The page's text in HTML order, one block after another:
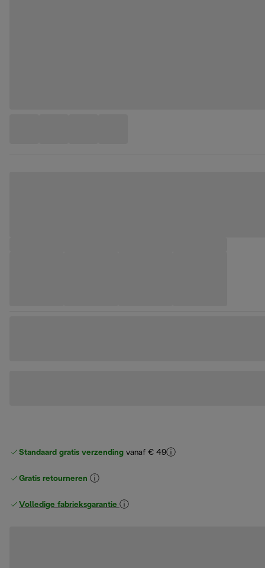
Standaard gratis verzending vanaf € 49
Gratis retourneren
Volledige fabrieksgarantie